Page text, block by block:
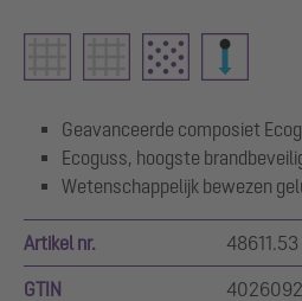
Geavanceerde composiet
Ecoguss, hoogste
Wetenschappelijk bewezen
Artikel nr. 48611.53
GTIN